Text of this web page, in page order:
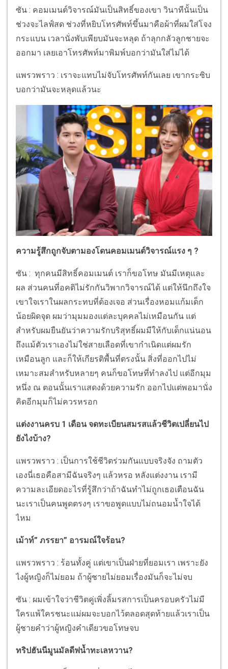
ซัน : คอมเมนต์วิจารณ์มันเป็นสิทธิ์ของเขา วินาทีนั้นเป็น
ช่วงจะไลฟ์สด ช่วงที่หยิบโทรศัพท์ขึ้นมาคือผ้าที่ผมใส่โจง
กระแบน เวลานั่งพับเพียบมันจะหลุด ถ้าลุกกลัวลูกชายจะ
ออกมา เลยเอาโทรศัพท์มาพิมพ์บอกว่ามันใส่ไม่ได้
แพรวพราว : เราจะแทบไม่จับโทรศัพท์กันเลย เขากระซิบ
บอกว่ามันจะหลุดแล้วนะ
ความรู้สึกถูกจับตามองโดนคอมเมนต์วิจารณ์แรง ๆ ?
ซัน : ทุกคนมีสิทธิ์คอมเมนต์ เราก็ขอโทษ มันมีเหตุและ
ผล ส่วนคนที่อคติไม่รักกันวิพากวิจารณ์ได้ แต่ให้นึกถึงใจ
เขาใจเราในผลกระทบที่ต้องเจอ ส่วนเรื่องหอมแก้มเด็ก
น้อยผิดจุด ผมว่ามุมมองแต่ละบุคคลไม่เหมือนกัน แต่
สำหรับผมยืนยันว่าความรักบริสุทธิ์ผมมีให้กับเด็กแน่นอน
ถึงแม้ตัวเราเองไม่ใช่สายเลือดที่เขากำเนิดแต่ผมรัก
เหมือนลูก และก็ให้เกียรติพื้นที่ตรงนั้น สิ่งที่ออกไปไม่
เหมาะสมสำหรับหลายๆ คนก็ขอโทษที่ทำลงไป แต่อีกมุม
หนึ่ง ณ ตอนนั้นเราแสดงด้วยความรัก ออกไปแต่พอมานั่ง
คิดอีกมุมก็ไม่ควรหรอก
แต่งงานครบ 1 เดือน จดทะเบียนสมรสแล้วชีวิตเปลี่ยนไป
ยังไงบ้าง?
แพรวพราว : เป็นการใช้ชีวิตร่วมกันแบบจริงจัง ถามตัว
เองนี่เธอคือสามีฉันจริงๆ แล้วหรอ หลังแต่งงาน เรามี
ความละเอียดอะไรที่รู้สึกว่าถ้าฉันทำไม่ถูกเธอเตือนฉัน
นะเราเป็นคนพูดตรงๆ เราขอพูดแบบไม่ถนอมน้ำใจได้
ไหม
เม้าท์” ภรรยา” อารมณ์ใจร้อน?
แพรวพราว : ร้อนทั้งคู่ แต่เขาเป็นฝ่ายที่ยอมเรา เพราะยัง
ไงผู้หญิงก็ไม่ยอม ถ้าผู้ชายไม่ยอมเรื่องมันก็จะไม่จบ
ซัน : ผมเข้าใจว่าชีวิตคู่เพิ่งลิ้มรสการเป็นครอบครัวไม่มี
ใครแพ้ใครชนะแม่ผมจะบอกไว้ตลอดสุดท้ายแล้วเราเป็น
ผู้ชายคำว่าผู้หญิงคำเดียวขอโทษจบ
ทริปฮันนีมูนมัลดีฟน้ำทะเลหวาน?